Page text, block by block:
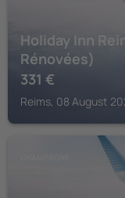
Holiday Inn
Rénovées)
331 €
Reims, 08 August